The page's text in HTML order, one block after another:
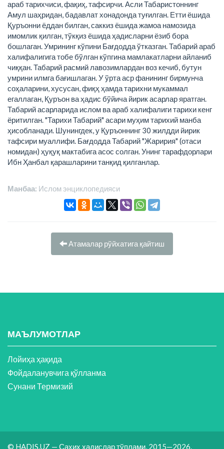
араб тарихчиси, фақиҳ, тафсирчи. Асли Табаристоннинг
Амул шаҳридан, бадавлат хонадонда туғилган. Етти ёшида
Қуръонни ёддан билган, саккиз ёшида жамоа намозида
имомлик қилган, тўкқиз ёшида ҳадисларни ёзиб бора
бошлаган. Умрининг кўпини Бағдодда ўтказган. Табарий араб
халифалигига тобе бўлган кўпгина мамлакатларни айланиб
чиққан. Табарий расмий лавозимлардан воз кечиб, бутун
умрини илмга бағишлаган. У ўрта аср фанининг бирмунча
соҳаларини, хусусан, фиқҳ ҳамда тарихни мукаммал
егаллаган, Қуръон ва ҳадис бўйича йирик асарлар яратган.
Табарий асарларида ислом ва араб халифалиги тарихи кенг
ёритилган. "Тарихи Табарий" асари муҳим тарихий манба
ҳисобланади. Шунингдек, у Қуръоннинг 30 жилдди йирик
тафсири муаллифи. Бағдодда Табарий "Жаририя" (отаси
номидан) ҳуқуқ мактабига асос солган. Унинг тарафдорлари
Ибн Ҳанбал қарашларини танқид қилганлар.
Манбаа: Ислом энциклопeдияси
Атамалар рўйхатига қайтиш
МАЪЛУМОТЛАР
Лойиҳа ҳақида
Фойдаланувчига қўлланма
Сунани Термизий
© HADIS.UZ — Саҳиҳ ҳадислар тўплами, 2015—2026.